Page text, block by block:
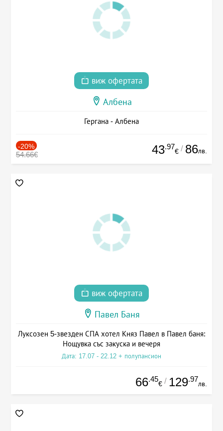
виж офертата
Албена
Гергана - Албена
-20%
54.66€ 43.97
€ / 86лв.
виж офертата
Павел Баня
Луксозен 5-звезден СПА хотел Княз Павел в Павел баня:
Нощувка със закуска и вечеря
Дата: 17.07 - 22.12 + полупансион
66.45
€ / 129.97
лв.